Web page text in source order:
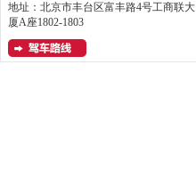
地址：北京市丰台区富丰路4号工商联大
厦A座1802-1803